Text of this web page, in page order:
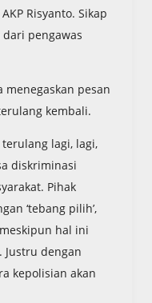
Risyanto. Sikap
pengawas
menegaskan pesan
kembali.
lagi, lagi,
diskriminasi
Pihak
‘tebang pilih’,
hal ini
dengan
kepolisian akan